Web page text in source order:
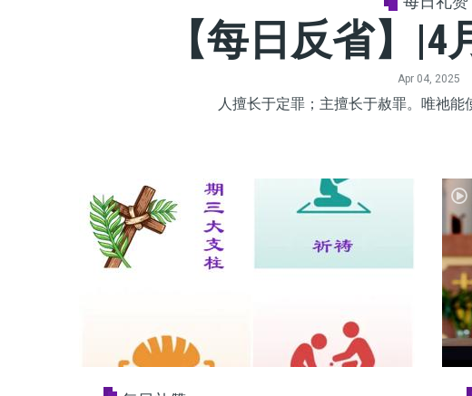
【每日反省】|4
Apr 04, 2025
人擅长于定罪；主擅长于赦罪。唯祂能